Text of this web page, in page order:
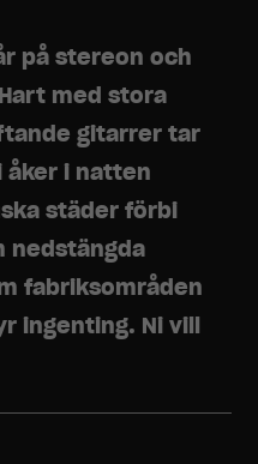
på stereon och
med stora
gitarrer tar
åker i natten
städer förbi
nedstängda
fabriksområden
ingenting. Ni vill